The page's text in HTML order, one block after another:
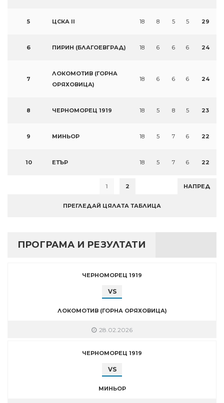
5 ЦСКА II 18 8 5 5 29
6 ПИРИН (БЛАГОЕВГРАД) 18 6 6 6 24
7
ЛОКОМОТИВ (ГОРНА
ОРЯХОВИЦА)
18 6 6 6 24
8 ЧЕРНОМОРЕЦ 1919 18 5 8 5 23
9 МИНЬОР 18 5 7 6 22
10 ЕТЪР 18 5 7 6 22
1 2 НАПРЕД
ПРЕГЛЕДАЙ ЦЯЛАТА ТАБЛИЦА
ПРОГРАМА И РЕЗУЛТАТИ
ЧЕРНОМОРЕЦ 1919
VS
ЛОКОМОТИВ (ГОРНА ОРЯХОВИЦА)
28.02.2026
ЧЕРНОМОРЕЦ 1919
VS
МИНЬОР